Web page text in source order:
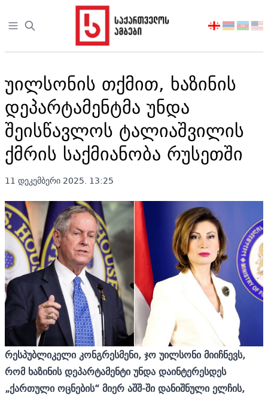
Open sidebar
აირჩიეთ
უილსონის თქმით, ხაზინის
დეპარტამენტმა უნდა
შეისწავლოს ტალიაშვილის
ქმრის საქმიანობა რუსეთში
11 დეკემბერი 2025. 13:25
რესპუბლიკელი კონგრესმენი, ჯო უილსონი მიიჩნევს,
რომ ხაზინის დეპარტამენტი უნდა დაინტერესდეს
„ქართული ოცნების“ მიერ აშშ-ში დანიშნული ელჩის,